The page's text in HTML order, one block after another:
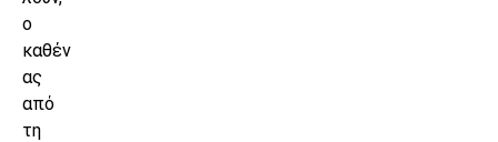
ο
καθέν
ας
από
τη